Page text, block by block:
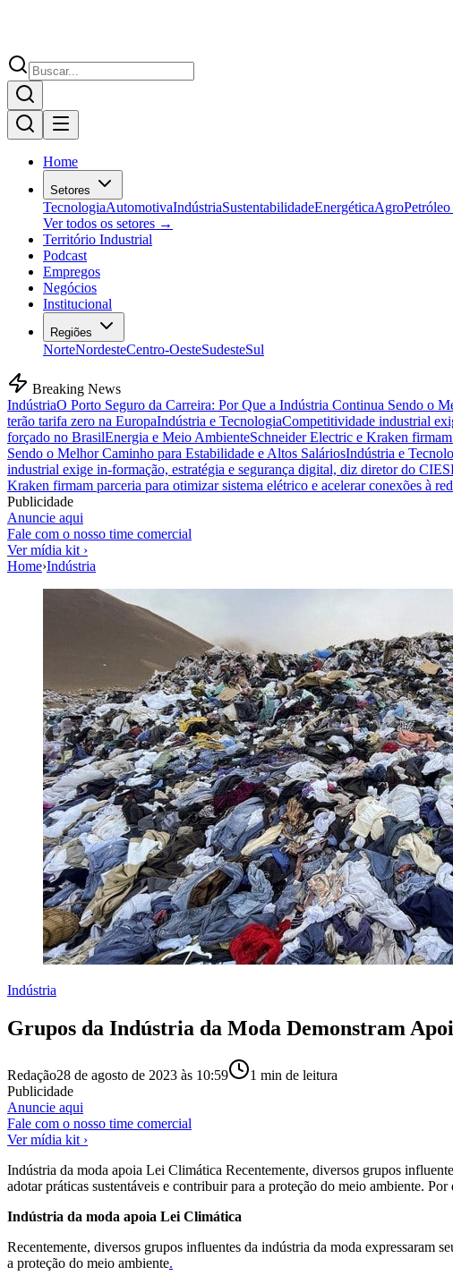
Home
Setores
TecnologiaAutomotivaIndústriaSustentabilidadeEnergéticaAgroPetróleo
Ver todos os setores →
Território Industrial
Podcast
Empregos
Negócios
Institucional
Regiões
NorteNordesteCentro-OesteSudesteSul
Breaking News
IndústriaO Porto Seguro da Carreira: Por Que a Indústria Continua Sendo o
terão tarifa zero na EuropaIndústria e TecnologiaCompetitividade industrial
forçado no BrasilEnergia e Meio AmbienteSchneider Electric e Kraken
Sendo o Melhor Caminho para Estabilidade e Altos SaláriosIndústria e
industrial exige in-formação, estratégia e segurança digital, diz diretor do
Kraken firmam parceria para otimizar sistema elétrico e acelerar conexões à
Publicidade
Anuncie aqui
Fale com o nosso time comercial
Ver mídia kit ›
Home›Indústria
Indústria
Grupos da Indústria da Moda Demonstram
Redação28 de agosto de 2023 às 10:59 1 min de leitura
Publicidade
Anuncie aqui
Fale com o nosso time comercial
Ver mídia kit ›
Indústria da moda apoia Lei Climática Recentemente, diversos grupos
adotar práticas sustentáveis e contribuir para a proteção do meio ambiente.
Indústria da moda apoia Lei Climática
Recentemente, diversos grupos influentes da indústria da moda expressaram
a proteção do meio ambiente.